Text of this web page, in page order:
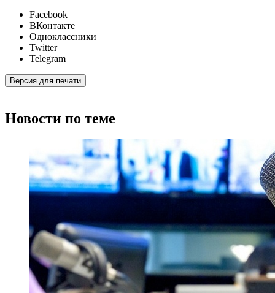
Facebook
ВКонтакте
Одноклассники
Twitter
Telegram
Версия для печати
Новости по теме